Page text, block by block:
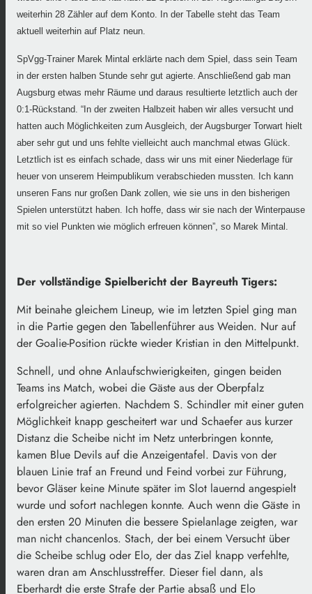
weiterhin 28 Zähler auf dem Konto. In der Tabelle steht das Team
aktuell weiterhin auf Platz neun.
SpVgg-Trainer Marek Mintal erklärte nach dem Spiel, dass sein Team
in der ersten halben Stunde sehr gut agierte. Anschließend gab man
Augsburg etwas mehr Räume und daraus resultierte letztlich auch der
0:1-Rückstand. “In der zweiten Halbzeit haben wir alles versucht und
hatten auch Möglichkeiten zum Ausgleich, der Augsburger Torwart hielt
aber sehr gut und uns fehlte vielleicht auch manchmal etwas Glück.
Letztlich ist es einfach schade, dass wir uns mit einer Niederlage für
heuer von unserem Heimpublikum verabschieden mussten. Ich kann
unseren Fans nur großen Dank zollen, wie sie uns in den bisherigen
Spielen unterstützt haben. Ich hoffe, dass wir sie nach der Winterpause
mit so viel Punkten wie möglich erfreuen können”, so Marek Mintal.
Der vollständige Spielbericht der Bayreuth Tigers:
Mit beinahe gleichem Lineup, wie im letzten Spiel ging man
in die Partie gegen den Tabellenführer aus Weiden. Nur auf
der Goalie-Position rückte wieder Kristian in den Mittelpunkt.
Schnell, und ohne Anlaufschwierigkeiten, gingen beiden
Teams ins Match, wobei die Gäste aus der Oberpfalz
erfolgreicher agierten. Nachdem S. Schindler mit einer guten
Möglichkeit knapp gescheitert war und Schaefer aus kurzer
Distanz die Scheibe nicht im Netz unterbringen konnte,
kamen Blue Devils auf die Anzeigentafel. Davis von der
blauen Linie traf an Freund und Feind vorbei zur Führung,
bevor Gläser keine Minute später im Slot lauernd angespielt
wurde und sofort nachlegen konnte. Auch wenn die Gäste in
den ersten 20 Minuten die bessere Spielanlage zeigten, war
man nicht chancenlos. Stach, der bei einem Versucht über
die Scheibe schlug oder Elo, der das Ziel knapp verfehlte,
waren dran am Anschlusstreffer. Dieser fiel dann, als
Eberhardt die erste Strafe der Partie absaß und Elo